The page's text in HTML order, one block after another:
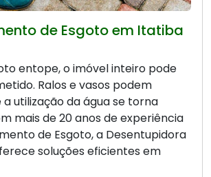
de Esgoto em Itatiba
entope, o imóvel inteiro pode
Ralos e vasos podem
utilização da água se torna
mais de 20 anos de experiência
de Esgoto, a Desentupidora
soluções eficientes em